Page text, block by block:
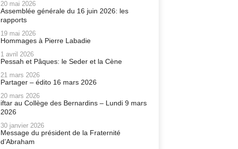
20 mai 2026
Assemblée générale du 16 juin 2026: les
rapports
19 mai 2026
Hommages à Pierre Labadie
1 avril 2026
Pessah et Pâques: le Seder et la Cène
21 mars 2026
Partager – édito 16 mars 2026
20 mars 2026
iftar au Collège des Bernardins – Lundi 9 mars
2026
30 janvier 2026
Message du président de la Fraternité
d’Abraham